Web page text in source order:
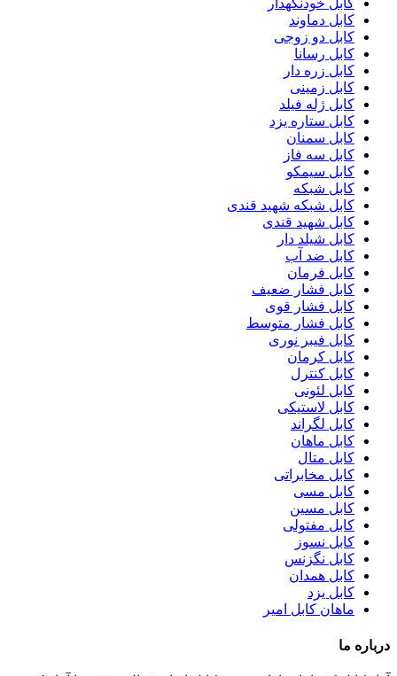
کابل خودنگهدار
کابل دماوند
کابل دو زوجی
کابل رسانا
کابل زره دار
کابل زمینی
کابل ژله فیلد
کابل ستاره یزد
کابل سمنان
کابل سه فاز
کابل سیمکو
کابل شبکه
کابل شبکه شهید قندی
کابل شهید قندی
کابل شیلد دار
کابل ضد آب
کابل فرمان
کابل فشار ضعیف
کابل فشار قوی
کابل فشار متوسط
کابل فیبر نوری
کابل کرمان
کابل کنترل
کابل لئونی
کابل لاستیکی
کابل لگراند
کابل ماهان
کابل متال
کابل مخابراتی
کابل مسی
کابل مسین
کابل مفتولی
کابل نسوز
کابل نگزنس
کابل همدان
کابل یزد
ماهان کابل امیر
درباره ما